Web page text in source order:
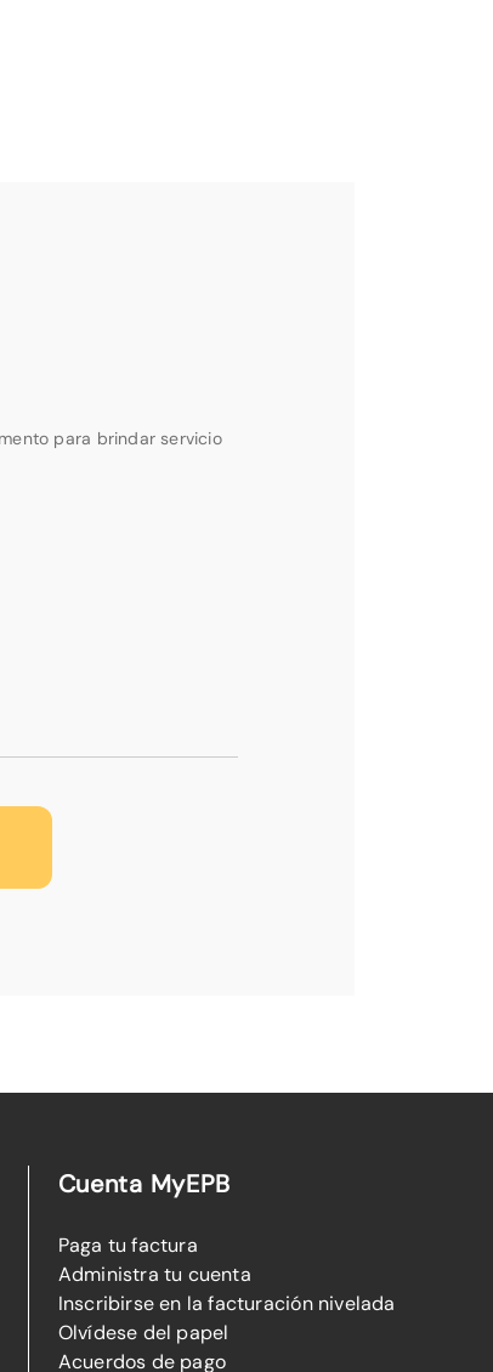
para brindar servicio
Cuenta MyEPB
Paga tu factura
Administra tu cuenta
Inscribirse en la facturación nivelada
Olvídese del papel
Acuerdos de pago